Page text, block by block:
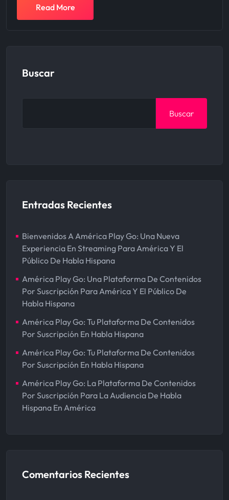
Read More
Buscar
Buscar
Entradas Recientes
Bienvenidos A América Play Go: Una Nueva
Experiencia En Streaming Para América Y El
Público De Habla Hispana
América Play Go: Una Plataforma De Contenidos
Por Suscripción Para América Y El Público De
Habla Hispana
América Play Go: Tu Plataforma De Contenidos
Por Suscripción En Habla Hispana
América Play Go: Tu Plataforma De Contenidos
Por Suscripción En Habla Hispana
América Play Go: La Plataforma De Contenidos
Por Suscripción Para La Audiencia De Habla
Hispana En América
Comentarios Recientes